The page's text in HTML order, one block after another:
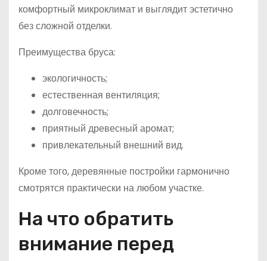
комфортный микроклимат и выглядит эстетично
без сложной отделки.
Преимущества бруса:
экологичность;
естественная вентиляция;
долговечность;
приятный древесный аромат;
привлекательный внешний вид.
Кроме того, деревянные постройки гармонично
смотрятся практически на любом участке.
На что обратить
внимание перед